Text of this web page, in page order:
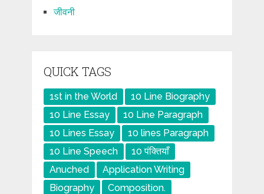
जीवनी
QUICK TAGS
1st in the World
10 Line Biography
10 Line Essay
10 Line Paragraph
10 Lines Essay
10 lines Paragraph
10 Line Speech
10 पंक्तियाँ
Anuched
Application Writing
Biography
Composition.